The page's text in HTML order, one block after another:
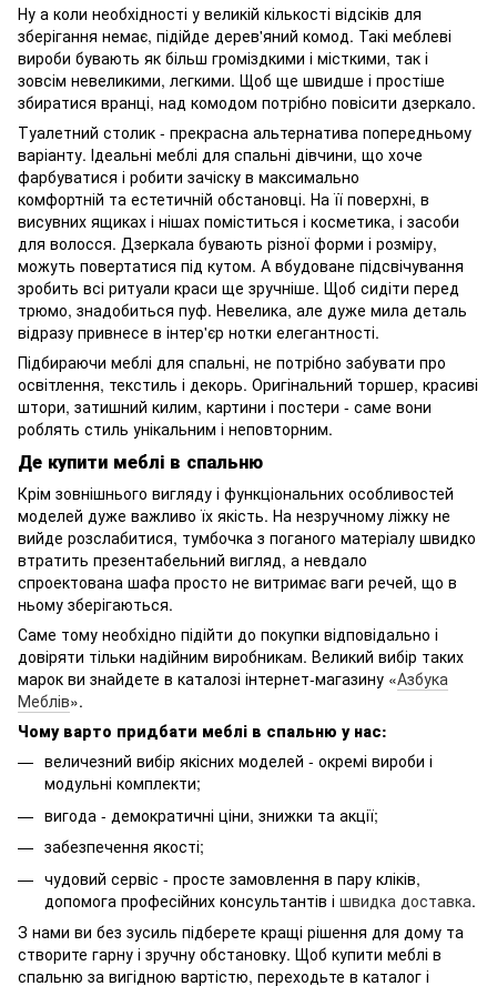
Ну а коли необхідності у великій кількості відсіків для
зберігання немає, підійде дерев'яний комод. Такі меблеві
вироби бувають як більш громіздкими і місткими, так і
зовсім невеликими, легкими. Щоб ще швидше і простіше
збиратися вранці, над комодом потрібно повісити дзеркало.
Туалетний столик - прекрасна альтернатива попередньому
варіанту. Ідеальні меблі для спальні дівчини, що хоче
фарбуватися і робити зачіску в максимально
комфортній та естетичній обстановці. На її поверхні, в
висувних ящиках і нішах поміститься і косметика, і засоби
для волосся. Дзеркала бувають різної форми і розміру,
можуть повертатися під кутом. А вбудоване підсвічування
зробить всі ритуали краси ще зручніше. Щоб сидіти перед
трюмо, знадобиться пуф. Невелика, але дуже мила деталь
відразу привнесе в інтер'єр нотки елегантності.
Підбираючи меблі для спальні, не потрібно забувати про
освітлення, текстиль і декорь. Оригінальний торшер, красиві
штори, затишний килим, картини і постери - саме вони
роблять стиль унікальним і неповторним.
Де купити меблі в спальню
Крім зовнішнього вигляду і функціональних особливостей
моделей дуже важливо їх якість. На незручному ліжку не
вийде розслабитися, тумбочка з поганого матеріалу швидко
втратить презентабельний вигляд, а невдало
спроектована шафа просто не витримає ваги речей, що в
ньому зберігаються.
Саме тому необхідно підійти до покупки відповідально і
довіряти тільки надійним виробникам. Великий вибір таких
марок ви знайдете в каталозі інтернет-магазину «Азбука
Меблів».
Чому варто придбати меблі в спальню у нас:
величезний вибір якісних моделей - окремі вироби і
модульні комплекти;
вигода - демократичні ціни, знижки та акції;
забезпечення якості;
чудовий сервіс - просте замовлення в пару кліків,
допомога професійних консультантів і швидка доставка.
З нами ви без зусиль підберете кращі рішення для дому та
створите гарну і зручну обстановку. Щоб купити меблі в
спальню за вигідною вартістю, переходьте в каталог і